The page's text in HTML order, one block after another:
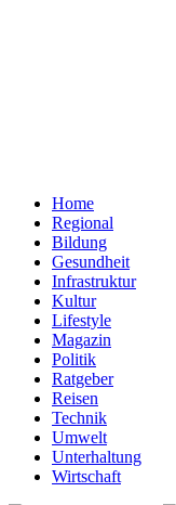
Home
Regional
Bildung
Gesundheit
Infrastruktur
Kultur
Lifestyle
Magazin
Politik
Ratgeber
Reisen
Technik
Umwelt
Unterhaltung
Wirtschaft